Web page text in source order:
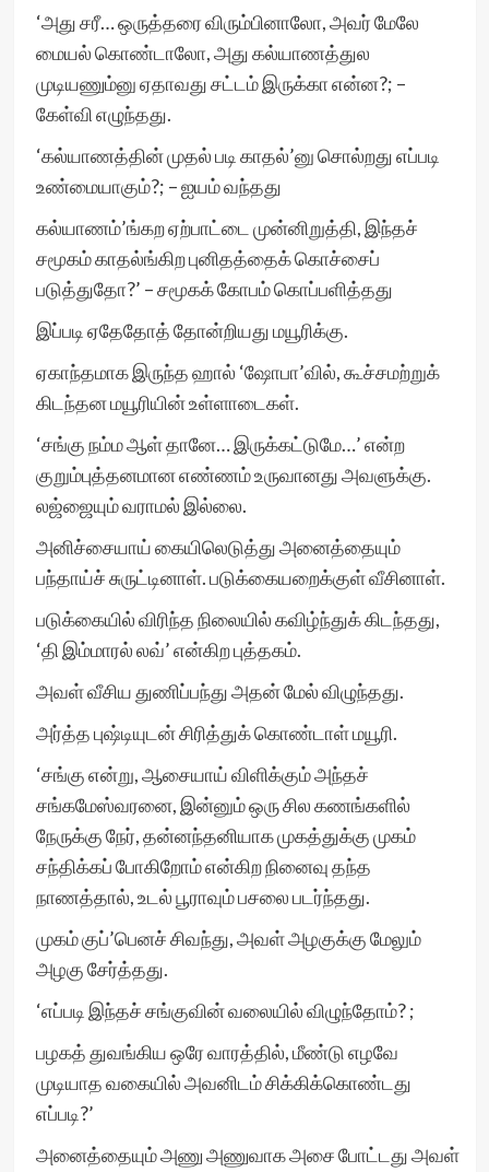
‘அது சரீ… ஒருத்தரை விரும்பினாலோ, அவர் மேலே
மையல் கொண்டாலோ, அது கல்யாணத்துல
முடியணும்னு ஏதாவது சட்டம் இருக்கா என்ன?; –
கேள்வி எழுந்தது.
‘கல்யாணத்தின் முதல் படி காதல்’னு சொல்றது எப்படி
உண்மையாகும்?; – ஐயம் வந்தது
கல்யாணம்’ங்கற ஏற்பாட்டை முன்னிறுத்தி, இந்தச்
சமூகம் காதல்ங்கிற புனிதத்தைக் கொச்சைப்
படுத்துதோ?’ – சமூகக் கோபம் கொப்பளித்தது
இப்படி ஏதேதோத் தோன்றியது மயூரிக்கு.
ஏகாந்தமாக இருந்த ஹால் ‘ஷோபா’வில், கூச்சமற்றுக்
கிடந்தன மயூரியின் உள்ளாடைகள்.
‘சங்கு நம்ம ஆள் தானே… இருக்கட்டுமே…’ என்ற
குறும்புத்தனமான எண்ணம் உருவானது அவளுக்கு.
லஜ்ஜையும் வராமல் இல்லை.
அனிச்சையாய் கையிலெடுத்து அனைத்தையும்
பந்தாய்ச் சுருட்டினாள். படுக்கையறைக்குள் வீசினாள்.
படுக்கையில் விரிந்த நிலையில் கவிழ்ந்துக் கிடந்தது,
‘தி இம்மாரல் லவ்’ என்கிற புத்தகம்.
அவள் வீசிய துணிப்பந்து அதன் மேல் விழுந்தது.
அர்த்த புஷ்டியுடன் சிரித்துக் கொண்டாள் மயூரி.
‘சங்கு என்று, ஆசையாய் விளிக்கும் அந்தச்
சங்கமேஸ்வரனை, இன்னும் ஒரு சில கணங்களில்
நேருக்கு நேர், தன்னந்தனியாக முகத்துக்கு முகம்
சந்திக்கப் போகிறோம் என்கிற நினைவு தந்த
நாணத்தால், உடல் பூராவும் பசலை படர்ந்தது.
முகம் குப்’பெனச் சிவந்து, அவள் அழகுக்கு மேலும்
அழகு சேர்த்தது.
‘எப்படி இந்தச் சங்குவின் வலையில் விழுந்தோம்? ;
பழகத் துவங்கிய ஒரே வாரத்தில், மீண்டு எழவே
முடியாத வகையில் அவனிடம் சிக்கிக்கொண்டது
எப்படி?’
அனைத்தையும் அணு அணுவாக அசை போட்டது அவள்